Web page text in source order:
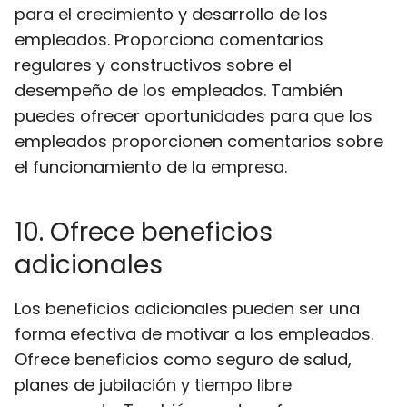
para el crecimiento y desarrollo de los
empleados. Proporciona comentarios
regulares y constructivos sobre el
desempeño de los empleados. También
puedes ofrecer oportunidades para que los
empleados proporcionen comentarios sobre
el funcionamiento de la empresa.
10. Ofrece beneficios
adicionales
Los beneficios adicionales pueden ser una
forma efectiva de motivar a los empleados.
Ofrece beneficios como seguro de salud,
planes de jubilación y tiempo libre